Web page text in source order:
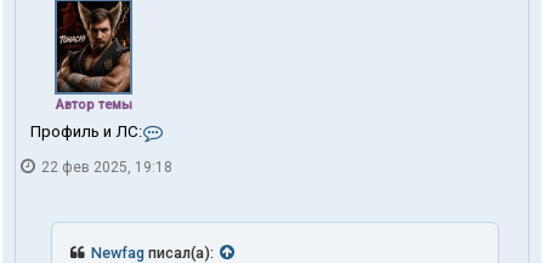
Автор темы
Профиль и ЛС:
н
к
т
22 фев 2025, 19:18
Newfag писал(а):